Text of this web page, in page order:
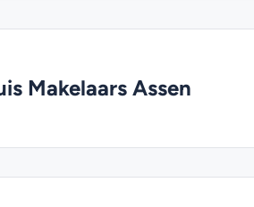
Makelaars Assen